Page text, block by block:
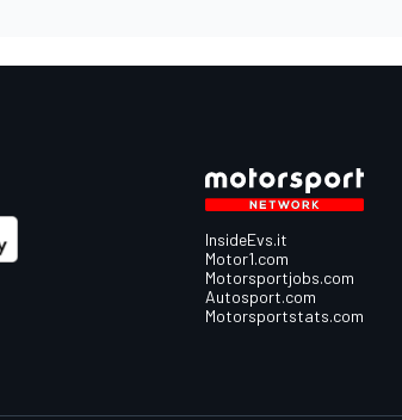
InsideEvs.it
Motor1.com
Motorsportjobs.com
Autosport.com
Motorsportstats.com